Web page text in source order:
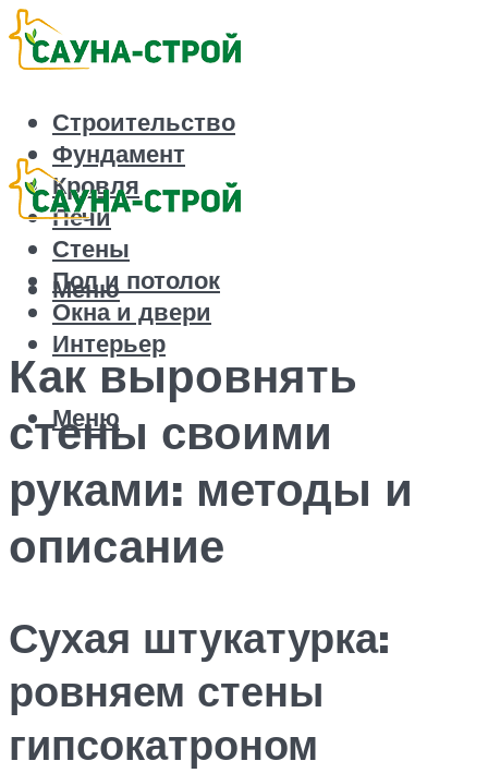
Строительство
Фундамент
Кровля
Печи
Стены
Пол и потолок
Окна и двери
Интерьер
Меню
Меню
Как выровнять
стены своими
руками: методы и
описание
Сухая штукатурка:
ровняем стены
гипсокатроном